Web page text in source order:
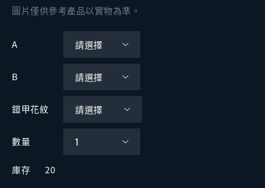
圖片僅供參考產品以實物為準。
A
B
鎧甲花紋
數量
庫存 20